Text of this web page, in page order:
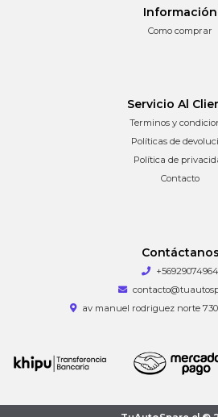
Información
Como comprar
Servicio Al
Terminos y
Políticas de
Política de
Contacto
Contáctanos
+56929074964
av manuel rodriguez norte